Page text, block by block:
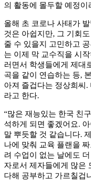
의 활동에 몰두할 예정이
올해 초 코로나 사태가
것은 아쉽지만, 그 기회
줄 수 있을지 고민하고
는 이제 막 교수직을 시
러면서 학생들에게 제대
곡을 같이 연습하는 등,
아져 즐겁다는 정상희씨.
라고 한다.
“많은 재능있는 한국 친
석하게 되면 좋겠어요.
말 뿌듯할 것 같습니다.
나에 맞춰 교육 플랜을
려 수업이 없는 날에도
자로서 제자들에게 많은
다해 공부하고 가르칠겁